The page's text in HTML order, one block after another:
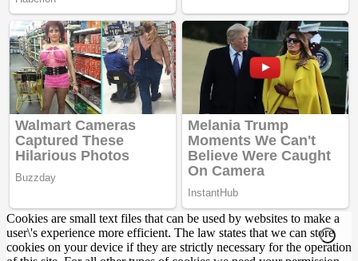
Cookies are small text files that can be used by websites to make a
user\'s experience more efficient. The law states that we can store
cookies on your device if they are strictly necessary for the operation